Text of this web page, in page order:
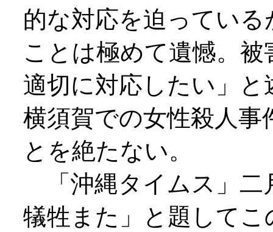
的な対応を迫ってい
ことは極めて遺憾。
適切に対応したい」
横須賀での女性殺人
とを絶たない。
「沖縄タイムス」
犠牲また」と題して